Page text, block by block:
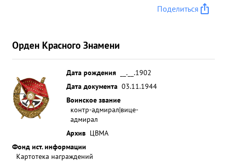
Поделиться
Орден Красного Знамени
Дата рождения
__.__.1902
Дата документа 03.11.1944
Воинское звание
контр-адмирал|вице-
адмирал
Архив ЦВМА
Фонд ист. информации
Картотека награждений